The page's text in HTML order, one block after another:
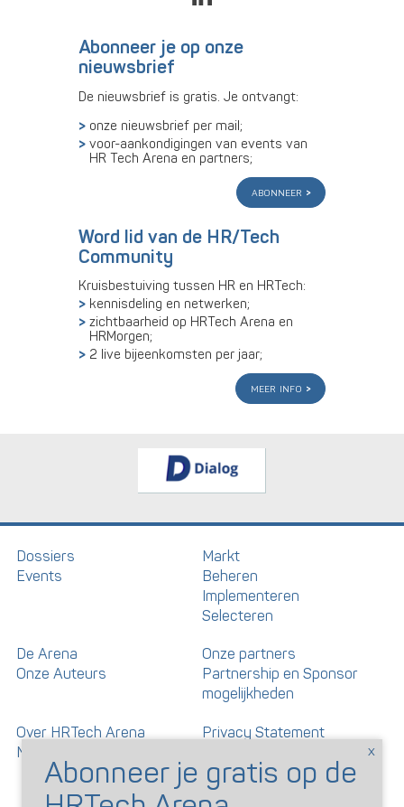
Abonneer je op onze
nieuwsbrief
De nieuwsbrief is gratis. Je ontvangt:
onze nieuwsbrief per mail;
voor-aankondigingen van events van
HR Tech Arena en partners;
abonneer
Word lid van de HR/Tech
Community
Kruisbestuiving tussen HR en HRTech:
kennisdeling en netwerken;
zichtbaarheid op HRTech Arena en
HRMorgen;
2 live bijeenkomsten per jaar;
meer info
Dossiers
Events
Markt
Beheren
Implementeren
Selecteren
De Arena
Onze Auteurs
Onze partners
Partnership en Sponsor
mogelijkheden
Over HRTech Arena
Nieuwsbrief
Privacy Statement
Gedragscode artikelen en
reacties